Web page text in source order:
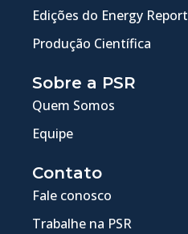
Edições do Energy Report
Produção Científica
Sobre a PSR
Quem Somos
Equipe
Contato
Fale conosco
Trabalhe na PSR